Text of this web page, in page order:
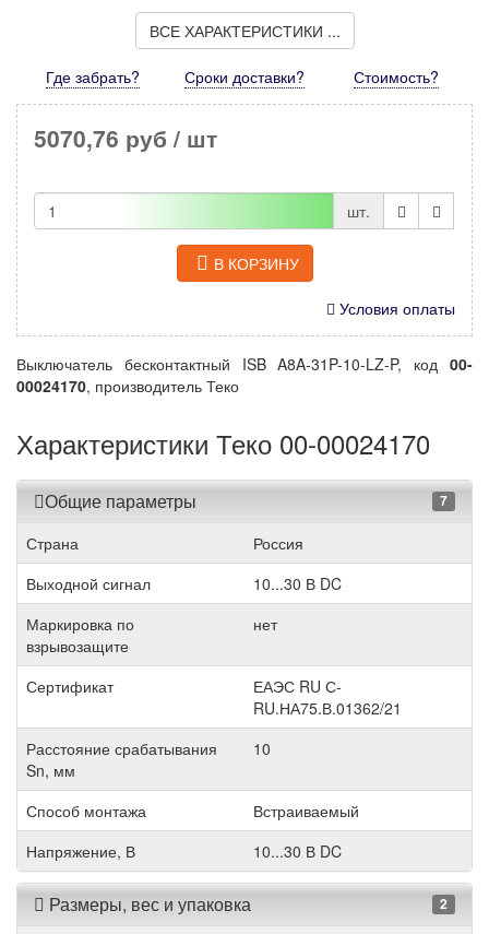
ВСЕ ХАРАКТЕРИСТИКИ ...
Где забрать? Сроки доставки? Стоимость?
5070,76 руб / шт
шт.
В КОРЗИНУ
Условия оплаты
Выключатель бесконтактный ISB A8A-31P-10-LZ-P, код 00-
00024170, производитель Теко
Характеристики Теко 00-00024170
Общие параметры 7
Страна
Россия
Выходной сигнал
10...30 В DC
Маркировка по
взрывозащите
нет
Сертификат
ЕАЭС RU С-
RU.НА75.В.01362/21
Расстояние срабатывания
Sn, мм
10
Способ монтажа
Встраиваемый
Напряжение, В
10...30 В DC
Размеры, вес и упаковка 2